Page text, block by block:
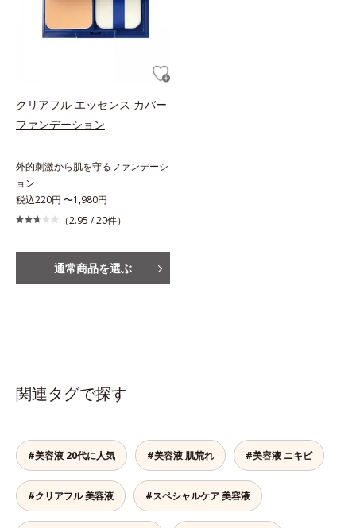
クリアフル エッセンス カバー
ファンデーション
外的刺激から肌を守るファンデーシ
ョン
税込220円 〜1,980円
（2.95 /20件）
通常商品を選ぶ
関連タグで探す
#美容液 20代に人気 #美容液 肌荒れ #美容液 ニキビ
#クリアフル 美容液 #スペシャルケア 美容液